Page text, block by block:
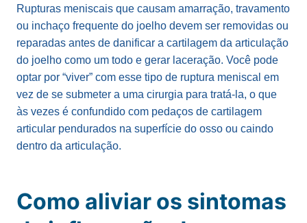
Rupturas meniscais que causam amarração, travamento
ou inchaço frequente do joelho devem ser removidas ou
reparadas antes de danificar a cartilagem da articulação
do joelho como um todo e gerar laceração. Você pode
optar por “viver” com esse tipo de ruptura meniscal em
vez de se submeter a uma cirurgia para tratá-la, o que
às vezes é confundido com pedaços de cartilagem
articular pendurados na superfície do osso ou caindo
dentro da articulação.
Como aliviar os sintomas